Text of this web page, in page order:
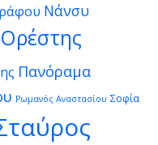
Νάνσυ
Ορέστης
Πανόραμα
Ρωμανός Αναστασίου Σοφία